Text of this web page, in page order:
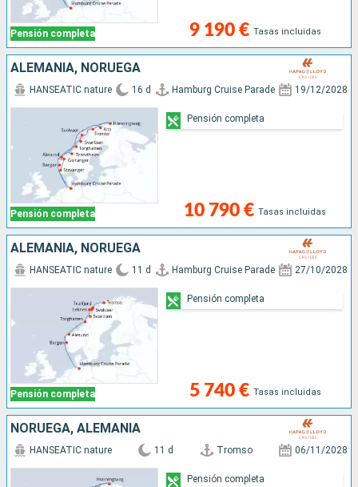
Pensión completa 9 190 € Tasas incluidas
ALEMANIA, NORUEGA
Pensión completa
HANSEATIC nature 16 d Hamburg Cruise Parade 19/12/2028
10 790 € Tasas incluidas
Pensión completa
ALEMANIA, NORUEGA
Pensión completa
HANSEATIC nature 11 d Hamburg Cruise Parade 27/10/2028
5 740 € Tasas incluidas
Pensión completa
NORUEGA, ALEMANIA
HANSEATIC nature 11 d Tromso 06/11/2028
Pensión completa